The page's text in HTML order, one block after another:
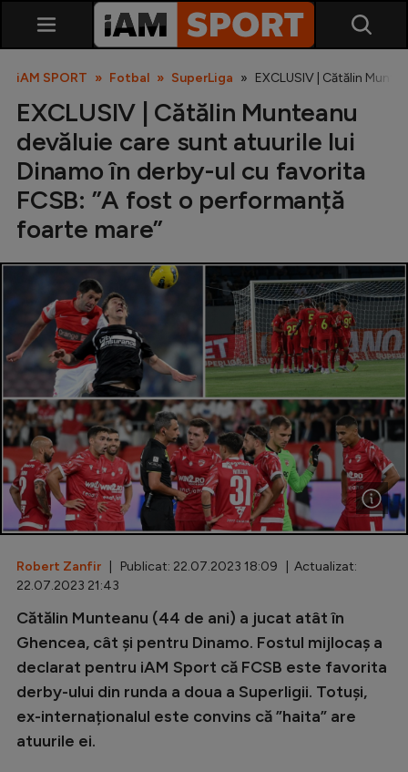
SuperLiga
Liga 2
Cupa României
Echipa Națională
Fotbal feminin
Special
Diverse
Inedit
Champions League
Europa League
Conference League
iAM SPORT Fotbal SuperLiga EXCLUSIV | Cătălin
EXCLUSIV | Cătălin Munteanu
devăluie care sunt atuurile lui
Dinamo în derby-ul cu favorita
FCSB: ”A fost o performanță
foarte mare”
Robert Zanfir | Publicat: 22.07.2023 18:09 | Actualizat:
22.07.2023 21:43
Cătălin Munteanu (44 de ani) a jucat atât în
Ghencea, cât și pentru Dinamo. Fostul mijlocaș a
declarat pentru iAM Sport că FCSB este favorita
derby-ului din runda a doua a Superligii. Totuși,
ex-internaționalul este convins că ”haita” are
atuurile ei.